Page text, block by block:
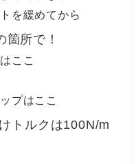
を緩めてから
所で！
ここ
プはここ
トルクは100N/m